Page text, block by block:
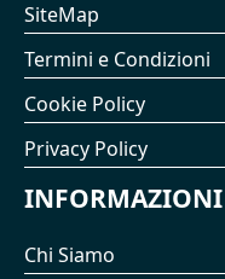
SiteMap
Termini e Condizioni
Cookie Policy
Privacy Policy
INFORMAZIONI
Chi Siamo